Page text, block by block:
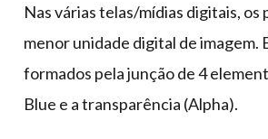
Nas várias telas/mídias digitais, os
menor unidade digital de imagem.
formados pela junção de 4
Blue e a transparência (Alpha).